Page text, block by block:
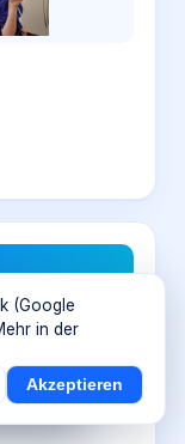
×
(Google
in der
Akzeptieren